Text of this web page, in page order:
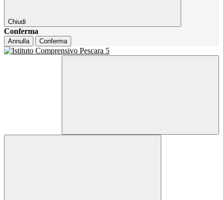
Chiudi
Conferma
Annulla Conferma